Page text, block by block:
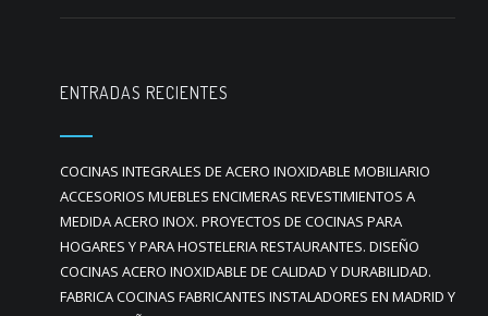
ENTRADAS RECIENTES
COCINAS INTEGRALES DE ACERO INOXIDABLE MOBILIARIO
ACCESORIOS MUEBLES ENCIMERAS REVESTIMIENTOS A
MEDIDA ACERO INOX. PROYECTOS DE COCINAS PARA
HOGARES Y PARA HOSTELERIA RESTAURANTES. DISEÑO
COCINAS ACERO INOXIDABLE DE CALIDAD Y DURABILIDAD.
FABRICA COCINAS FABRICANTES INSTALADORES EN MADRID Y